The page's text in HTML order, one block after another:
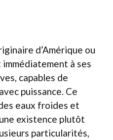
d’Amérique ou
immédiatement à ses
capables de
puissance. Ce
eaux froides et
existence plutôt
particularités,